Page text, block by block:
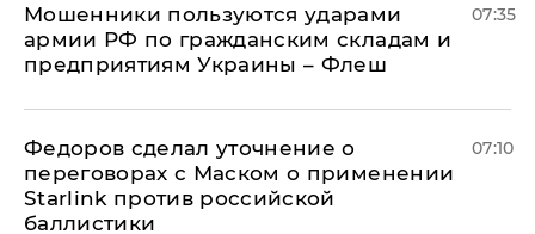
Мошенники пользуются ударами
армии РФ по гражданским складам и
предприятиям Украины – Флеш
07:35
Федоров сделал уточнение о
переговорах с Маском о применении
Starlink против российской
баллистики
07:10